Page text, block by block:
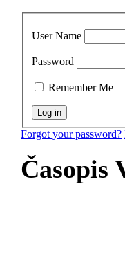
User Name
Password
Remember Me
Forgot your password?
Časopis